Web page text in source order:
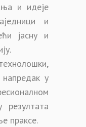
и идеје
и
јасну и
у
резултата
праксе.